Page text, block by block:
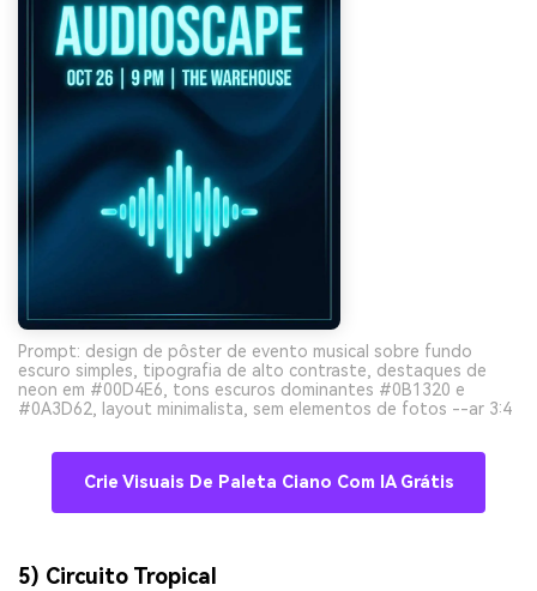
Prompt: design de pôster de evento musical sobre fundo
escuro simples, tipografia de alto contraste, destaques de
neon em #00D4E6, tons escuros dominantes #0B1320 e
#0A3D62, layout minimalista, sem elementos de fotos --ar 3:4
Crie Visuais De Paleta Ciano Com IA Grátis
5) Circuito Tropical